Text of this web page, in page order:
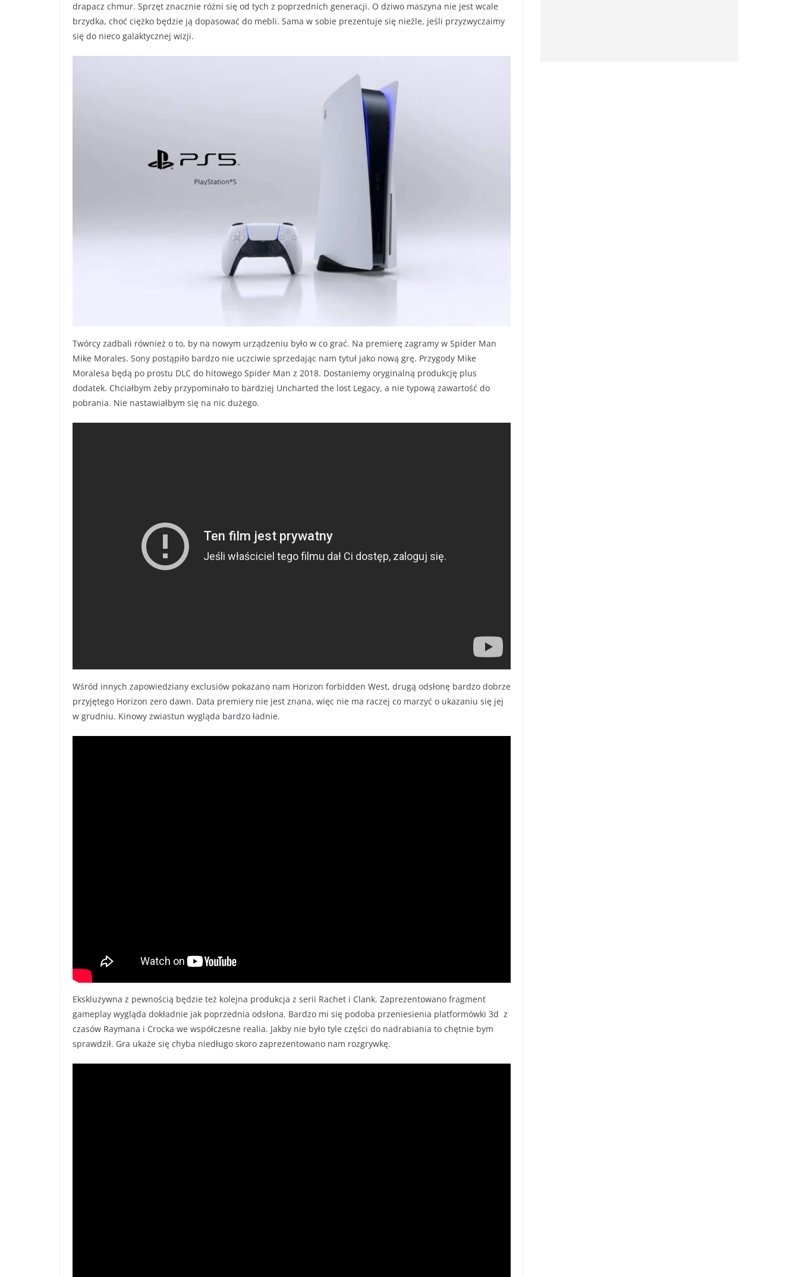
drapacz chmur. Sprzęt znacznie różni się od tych z poprzednich generacji. O dziwo maszyna nie jest wcale
brzydka, choć ciężko będzie ją dopasować do mebli. Sama w sobie prezentuje się nieźle, jeśli przyzwyczaimy
się do nieco galaktycznej wizji.
Twórcy zadbali również o to, by na nowym urządzeniu było w co grać. Na premierę zagramy w Spider Man
Mike Morales. Sony postąpiło bardzo nie uczciwie sprzedając nam tytuł jako nową grę. Przygody Mike
Moralesa będą po prostu DLC do hitowego Spider Man z 2018. Dostaniemy oryginalną produkcję plus
dodatek. Chciałbym żeby przypominało to bardziej Uncharted the lost Legacy, a nie typową zawartość do
pobrania. Nie nastawiałbym się na nic dużego.
Wśród innych zapowiedziany exclusiów pokazano nam Horizon forbidden West, drugą odsłonę bardzo dobrze
przyjętego Horizon zero dawn. Data premiery nie jest znana, więc nie ma raczej co marzyć o ukazaniu się jej
w grudniu. Kinowy zwiastun wygląda bardzo ładnie.
Ekskluzywna z pewnością będzie też kolejna produkcja z serii Rachet i Clank. Zaprezentowano fragment
gameplay wygląda dokładnie jak poprzednia odsłona. Bardzo mi się podoba przeniesienia platformówki 3d z
czasów Raymana i Crocka we współczesne realia. Jakby nie było tyle części do nadrabiania to chętnie bym
sprawdził. Gra ukaże się chyba niedługo skoro zaprezentowano nam rozgrywkę.